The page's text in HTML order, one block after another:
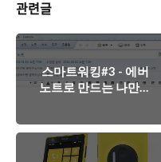
관련글
스마트워킹#3 - 에버
노트로 만드는 나만의